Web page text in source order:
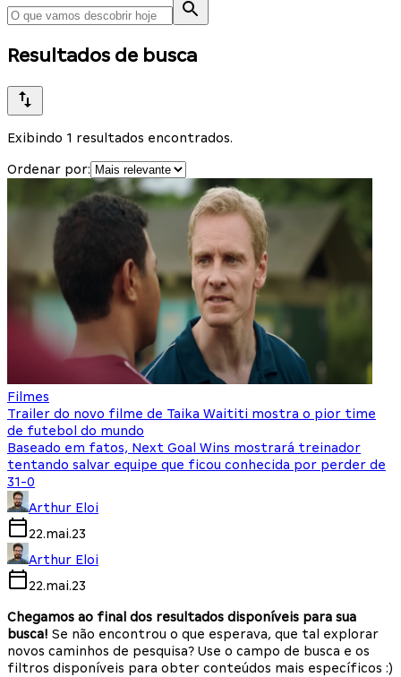
Resultados de busca
Exibindo 1 resultados encontrados.
Ordenar por:
Filmes
Trailer do novo filme de Taika Waititi mostra o pior time
de futebol do mundo
Baseado em fatos, Next Goal Wins mostrará treinador
tentando salvar equipe que ficou conhecida por perder de
31-0
Arthur Eloi
22.mai.23
Arthur Eloi
22.mai.23
Chegamos ao final dos resultados disponíveis para sua
busca! Se não encontrou o que esperava, que tal explorar
novos caminhos de pesquisa? Use o campo de busca e os
filtros disponíveis para obter conteúdos mais específicos :)